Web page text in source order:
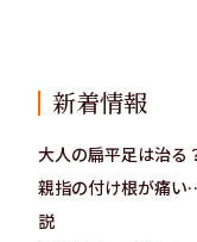
新着情報
大人の扁平足は治る
親指の付け根が痛
説